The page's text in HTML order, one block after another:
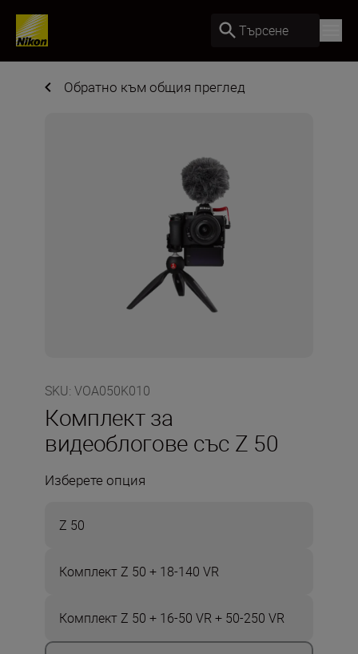
Търсене
Обратно към общия преглед
SKU: VOA050K010
Комплект за
видеоблогове със Z 50
Изберете опция
Z 50
Комплект Z 50 + 18-140 VR
Комплект Z 50 + 16-50 VR + 50-250 VR